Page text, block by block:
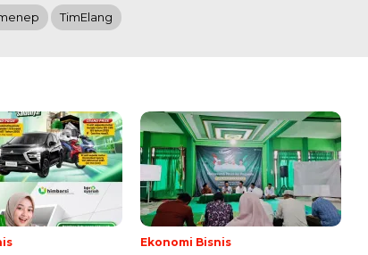
TimElang
Ekonomi Bisnis